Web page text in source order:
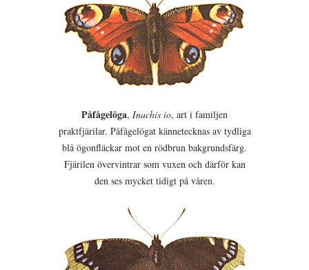
Påfågelöga, Inachis io, art i familjen
praktfjärilar. Påfågelögat kännetecknas av tydliga
blå ögonfläckar mot en rödbrun bakgrundsfärg.
Fjärilen övervintrar som vuxen och därför kan
den ses mycket tidigt på våren.